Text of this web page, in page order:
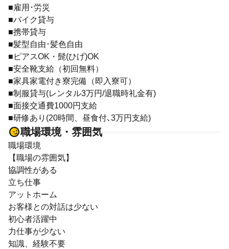
■雇用･労災
■バイク貸与
■携帯貸与
■髪型自由･髪色自由
■ピアスOK・髭(ひげ)OK
■安全靴支給（初回無料）
■家具家電付き寮完備（即入寮可）
■制服貸与(レンタル3万円/退職時礼金有)
■面接交通費1000円支給
■研修あり(20時間、昼食付､3万円支給)
職場環境・雰囲気
職場環境
【職場の雰囲気】
協調性がある
立ち仕事
アットホーム
お客様との対話は少ない
初心者活躍中
力仕事が少ない
知識、経験不要